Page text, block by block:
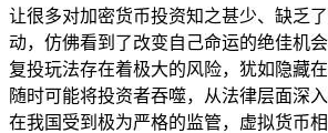
让很多对加密货币投资知之甚少、缺乏
动，仿佛看到了改变自己命运的绝佳机
复投玩法存在着极大的风险，犹如隐藏
随时可能将投资者吞噬，从法律层面深
在我国受到极为严格的监管，虚拟货币